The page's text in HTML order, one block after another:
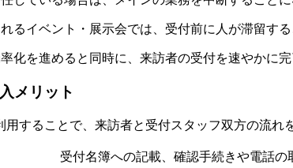
るイベント・展示会では、受付前に人が滞留す
化を進めると同時に、来訪者の受付を速やかに
メリット
することで、来訪者と受付スタッフ双方の流れ
受付名簿への記載、確認手続きや電話